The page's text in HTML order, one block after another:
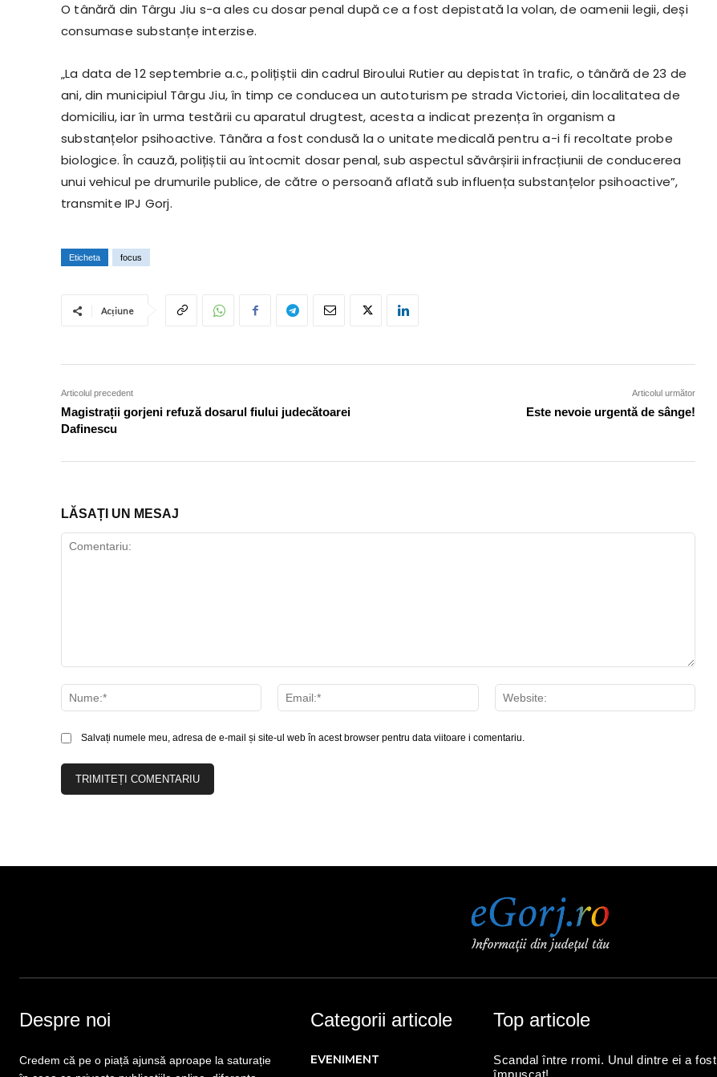
O tânără din Târgu Jiu s-a ales cu dosar penal după ce a fost depistată la volan, de oamenii legii, deși
consumase substanțe interzise.
„La data de 12 septembrie a.c., polițiștii din cadrul Biroului Rutier au depistat în trafic, o tânără de 23 de
ani, din municipiul Târgu Jiu, în timp ce conducea un autoturism pe strada Victoriei, din localitatea de
domiciliu, iar în urma testării cu aparatul drugtest, acesta a indicat prezența în organism a
substanțelor psihoactive. Tânăra a fost condusă la o unitate medicală pentru a-i fi recoltate probe
biologice. În cauză, polițiștii au întocmit dosar penal, sub aspectul săvârșirii infracțiunii de conducerea
unui vehicul pe drumurile publice, de către o persoană aflată sub influența substanțelor psihoactive”,
transmite IPJ Gorj.
Eticheta focus
Acțiune
Articolul precedent
Magistrații gorjeni refuză dosarul fiului judecătoarei
Dafinescu
Articolul următor
Este nevoie urgentă de sânge!
LĂSAȚI UN MESAJ
Nume:*
Email:*
Salvați numele meu, adresa de e-mail și site-ul web în acest browser pentru data viitoare i comentariu.
Despre noi
Credem că pe o piață ajunsă aproape la saturație
Categorii articole
EVENIMENT
Top articole
Scandal între rromi. Unul dintre ei a fost
împușcat!